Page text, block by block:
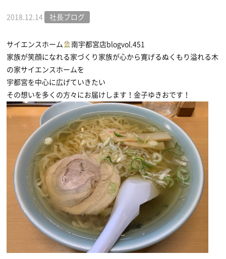
2018.12.14 社長ブログ
サイエンスホーム
南宇都宮店blogvol.451
家族が笑顔になれる家づくり家族が心から寛げるぬくもり溢れる木
の家サイエンスホームを
宇都宮を中心に広げていきたい
その想いを多くの方々にお届けします！金子ゆきおです！